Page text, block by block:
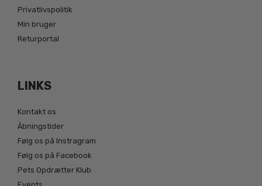
Privatlivspolitik
Min bruger
Returportal
LINKS
Kontakt os
Åbningstider
Følg os på Instragram
Følg os på Facebook
Pets Opdrætter Klub